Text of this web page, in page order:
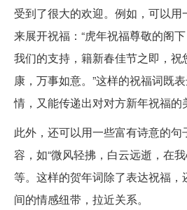
受到了很大的欢迎。例如，可以
来展开祝福：“虎年祝福尊敬的阁
我们的支持，籍新春佳节之即，祝
康，万事如意。”这样的祝福词既
情，又能传递出对对方新年祝福的
此外，还可以用一些富有诗意的句
容，如“微风轻拂，白云远逝，在
等。这样的贺年词除了表达祝福，
间的情感纽带，拉近关系。